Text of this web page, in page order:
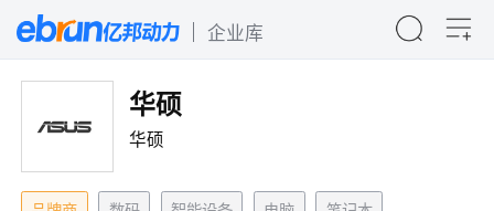
企业库
华硕
华硕